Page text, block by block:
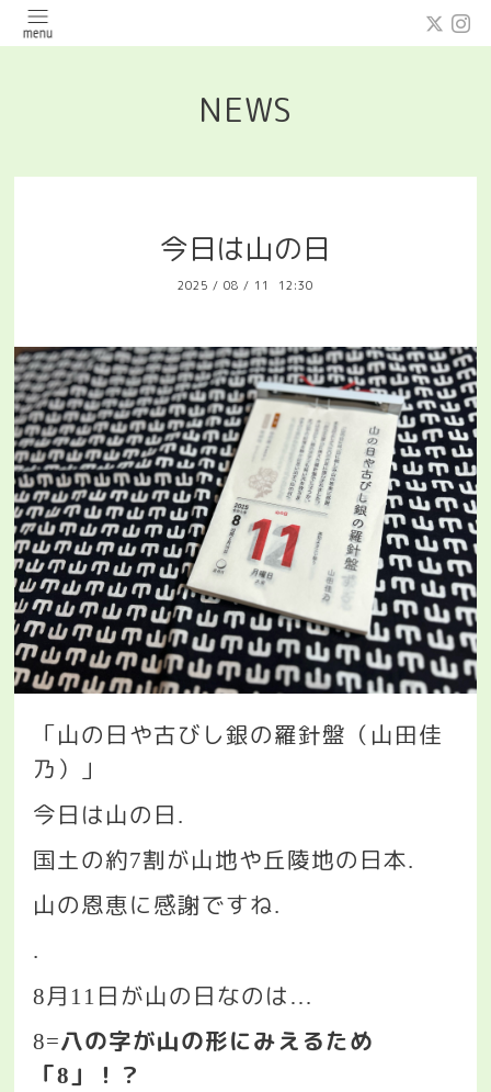
NEWS
今日は山の日
2025 / 08 / 11 12:30
「山の日や古びし銀の羅針盤（山田佳
乃）」
今日は山の日 .
国土の約7割が山地や丘陵地の日本.
山の恩恵に感謝ですね.
.
8月 11 日が山の日なのは …
8=八の字が山の形にみえるため
「8」！？